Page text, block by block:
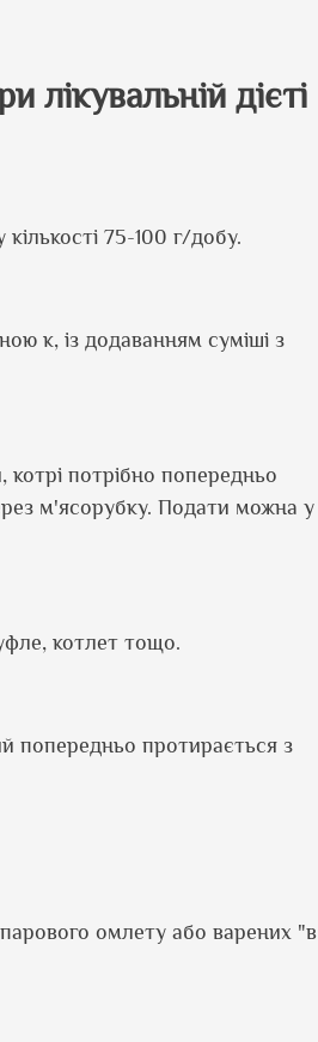
дієті
75-100 г/добу.
к, із додаванням суміші з
потрібно попередньо
м'ясорубку. Подати можна у
котлет тощо.
попередньо протирається з
омлету або варених "в